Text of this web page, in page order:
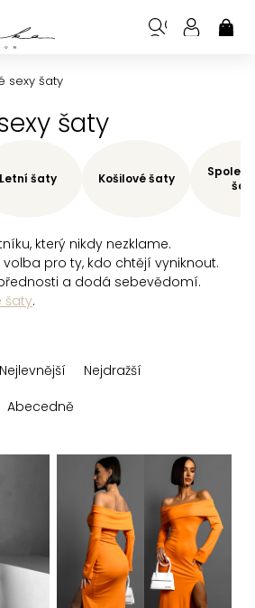
sexy šaty
šaty
který nikdy nezklame.
pro ty, kdo chtějí vyniknout.
a dodá sebevědomí.
šaty.
Letní šaty Košilové šaty
Nejlevnější
Nejdražší
Abecedně